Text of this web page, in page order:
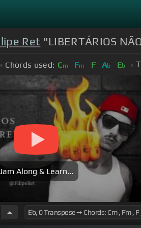
Ret "LIBERTÁRIOS
Chords used: Cm Fm F Ab Eb
Jam Along & Learn...